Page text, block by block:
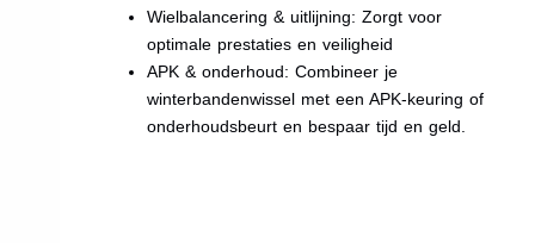
Wielbalancering & uitlijning: Zorgt voor
optimale prestaties en veiligheid
APK & onderhoud: Combineer je
winterbandenwissel met een APK-keuring of
onderhoudsbeurt en bespaar tijd en geld.